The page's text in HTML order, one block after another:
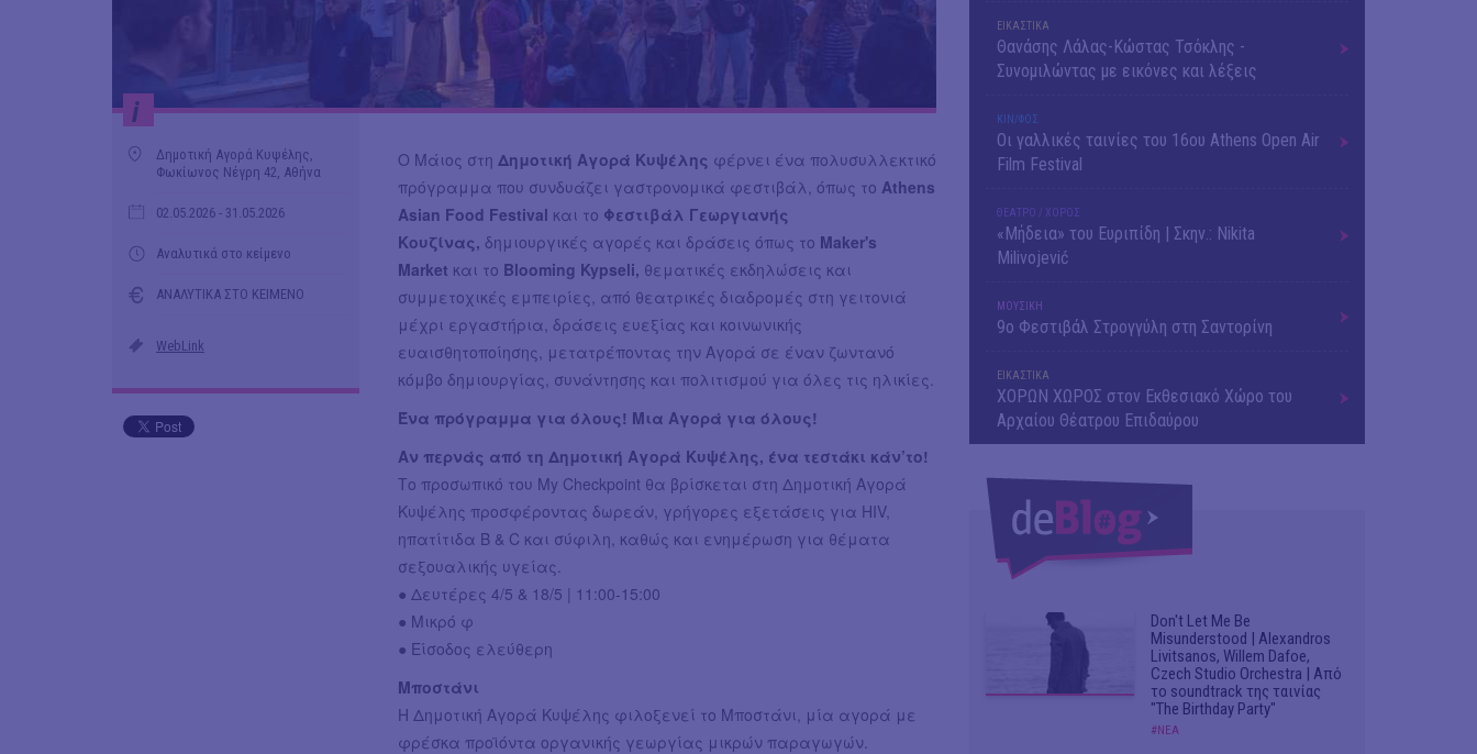
i
Δημοτική Αγορά Κυψέλης,
Φωκίωνος Νέγρη 42, Αθήνα
02.05.2026 - 31.05.2026
Αναλυτικά στο κείμενο
ΑΝΑΛΥΤΙΚΑ ΣΤΟ ΚΕΙΜΕΝΟ
WebLink
Ο Μάιος στη Δημοτική Αγορά Κυψέλης φέρνει ένα πολυσυλλεκτικό
πρόγραμμα που συνδυάζει γαστρονομικά φεστιβάλ, όπως το Athens
Asian Food Festival και το Φεστιβάλ Γεωργιανής
Κουζίνας, δημιουργικές αγορές και δράσεις όπως το Maker's
Market και το Blooming Kypseli, θεματικές εκδηλώσεις και
συμμετοχικές εμπειρίες, από θεατρικές διαδρομές στη γειτονιά
μέχρι εργαστήρια, δράσεις ευεξίας και κοινωνικής
ευαισθητοποίησης, μετατρέποντας την Αγορά σε έναν ζωντανό
κόμβο δημιουργίας, συνάντησης και πολιτισμού για όλες τις ηλικίες.
Ένα πρόγραμμα για όλους! Μια Αγορά για όλους!
Αν περνάς από τη Δημοτική Αγορά Κυψέλης, ένα τεστάκι κάν’το!
Το προσωπικό του My Checkpoint θα βρίσκεται στη Δημοτική Αγορά
Κυψέλης προσφέροντας δωρεάν, γρήγορες εξετάσεις για HIV,
ηπατίτιδα B & C και σύφιλη, καθώς και ενημέρωση για θέματα
σεξουαλικής υγείας.
● Δευτέρες 4/5 & 18/5 | 11:00-15:00
● Μικρό φ
● Είσοδος ελεύθερη
Μποστάνι
Η Δημοτική Αγορά Κυψέλης φιλοξενεί το Μποστάνι, μία αγορά με
φρέσκα προϊόντα οργανικής γεωργίας μικρών παραγωγών.
ΕΙΚΑΣΤΙΚΑ
Θανάσης Λάλας-Κώστας Τσόκλης -
Συνομιλώντας με εικόνες και λέξεις
ΚΙΝ/ΦΟΣ
Οι γαλλικές ταινίες του 16ου Athens Open Air
Film Festival
ΘΕΑΤΡΟ / ΧΟΡΟΣ
«Μήδεια» του Ευριπίδη | Σκην.: Nikita
Milivojević
ΜΟΥΣΙΚΗ
9o Φεστιβάλ Στρογγύλη στη Σαντορίνη
ΕΙΚΑΣΤΙΚΑ
ΧΟΡΩΝ ΧΩΡΟΣ στον Εκθεσιακό Χώρο του
Αρχαίου Θέατρου Επιδαύρου
Don't Let Me Be
Misunderstood | Alexandros
Livitsanos, Willem Dafoe,
Czech Studio Orchestra | Από
το soundtrack της ταινίας
"The Birthday Party"
#ΝΕΑ